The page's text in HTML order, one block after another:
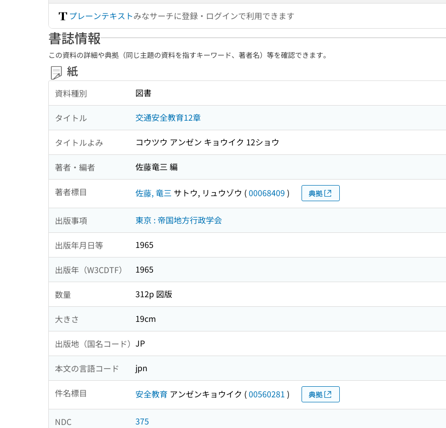
プレーンテキストみなサーチに登録・ログインで利用できます
書誌情報
この資料の詳細や典拠（同じ主題の資料を指すキーワード、著者名）等を確認できます。
紙
資料種別 図書
タイトル 交通安全教育12章
タイトルよみ コウツウ アンゼン キョウイク 12ショウ
著者・編者 佐藤竜三 編
著者標目 佐藤, 竜三 サトウ, リュウゾウ (00068409 ) 典拠
出版事項 東京 : 帝国地方行政学会
出版年月日等 1965
出版年（W3CDTF） 1965
数量 312p 図版
大きさ 19cm
出版地（国名コード） JP
本文の言語コード jpn
件名標目 安全教育 アンゼンキョウイク (00560281 ) 典拠
NDC 375